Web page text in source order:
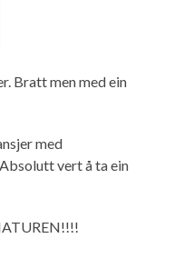
Bratt men med ein
med
vert å ta ein